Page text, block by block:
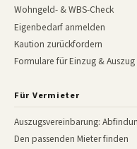
Wohngeld- & WBS-Check
Eigenbedarf anmelden
Kaution zurückfordern
Formulare für Einzug & Auszug
Für Vermieter
Auszugsvereinbarung:
Den passenden Mieter finden